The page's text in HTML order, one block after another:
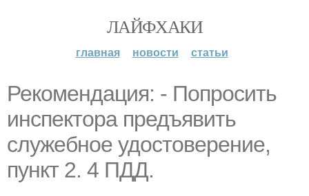
ЛАЙФХАКИ
главная новости статьи
Рекомендация: - Попросить
инспектора предъявить
служебное удостоверение,
пункт 2. 4 ПДД.